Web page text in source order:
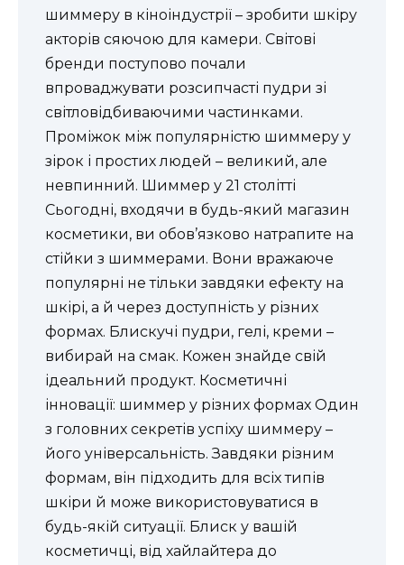
шиммеру в кіноіндустрії – зробити шкіру
акторів сяючою для камери. Світові
бренди поступово почали
впроваджувати розсипчасті пудри зі
світловідбиваючими частинками.
Проміжок між популярністю шиммеру у
зірок і простих людей – великий, але
невпинний. Шиммер у 21 столітті
Сьогодні, входячи в будь-який магазин
косметики, ви обов’язково натрапите на
стійки з шиммерами. Вони вражаюче
популярні не тільки завдяки ефекту на
шкірі, а й через доступність у різних
формах. Блискучі пудри, гелі, креми –
вибирай на смак. Кожен знайде свій
ідеальний продукт. Косметичні
інновації: шиммер у різних формах Один
з головних секретів успіху шиммеру –
його універсальність. Завдяки різним
формам, він підходить для всіх типів
шкіри й може використовуватися в
будь-якій ситуації. Блиск у вашій
косметичці, від хайлайтера до